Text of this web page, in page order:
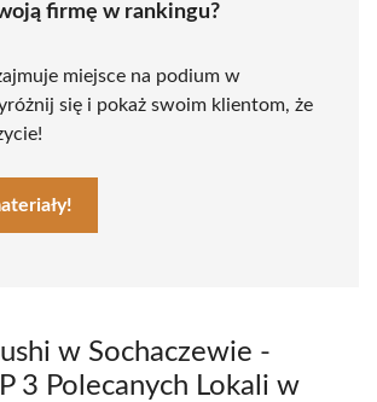
firmę w rankingu?
miejsce na podium w
się i pokaż swoim klientom, że
w Sochaczewie -
3 Polecanych Lokali w